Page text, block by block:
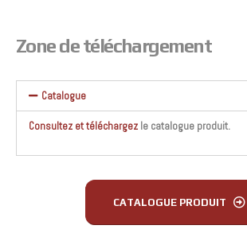
Zone de téléchargement
Catalogue
Consultez et téléchargez le catalogue produit.
CATALOGUE PRODUIT